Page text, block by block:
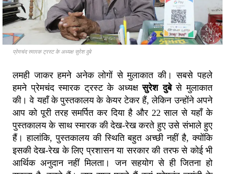
प्रेमचंद स्मारक ट्रस्ट के अध्यक्ष सुरेश दुबे
लमही जाकर हमने अनेक लोगों से मुलाकात की। सबसे पहले
हमने प्रेमचंद स्मारक ट्रस्ट के अध्यक्षसुरेश दुबेसे मुलाकात
की। वे यहाँ के पुस्तकालय के केयर टेकर हैं, लेकिन उन्होंने अपने
आप को पूरी तरह समर्पित कर दिया है और 22 साल से यहाँ के
पुस्तकालय के साथ स्मारक की देख-रेख करते हुए उसे संभाले हुए
हैं। हालांकि, पुस्तकालय की स्थिति बहुत अच्छी नहीं है, क्योंकि
इसकी देख-रेख के लिए प्रशासन या सरकार की तरफ से कोई भी
आर्थिक अनुदान नहीं मिलता। जन सहयोग से ही जितना हो